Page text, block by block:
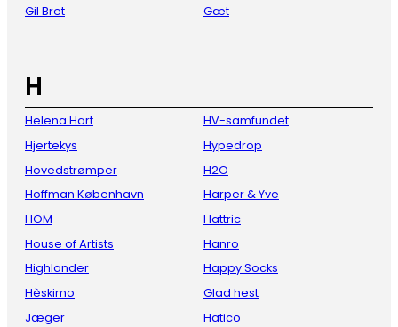
Gil Bret
Gæt
H
Helena Hart
Hjertekys
Hovedstrømper
Hoffman København
HOM
House of Artists
Highlander
Hèskimo
Jæger
HV-samfundet
Hypedrop
H2O
Harper & Yve
Hattric
Hanro
Happy Socks
Glad hest
Hatico